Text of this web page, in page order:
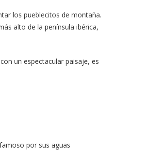
los pueblecitos de montaña.
alto de la península ibérica,
un espectacular paisaje, es
por sus aguas